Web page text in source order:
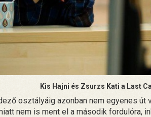
Kis Hajni és Zsurzs Kati a Last
osztályáig azonban nem egyenes út
nem is ment el a második fordulóra,